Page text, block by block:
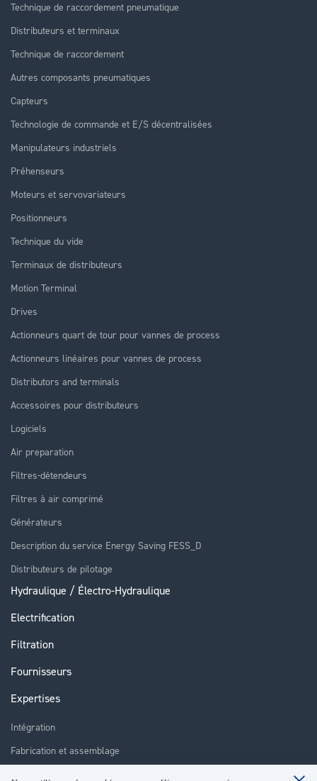
Technique de raccordement pneumatique
Distributeurs et terminaux
Technique de raccordement
Autres composants pneumatiques
Capteurs
Technologie de commande et E/S décentralisées
Manipulateurs industriels
Préhenseurs
Moteurs et servovariateurs
Positionneurs
Technique du vide
Terminaux de distributeurs
Motion Terminal
Drives
Actionneurs quart de tour pour vannes de process
Actionneurs linéaires pour vannes de process
Distributors and terminals
Accessoires pour distributeurs
Logiciels
Air preparation
Filtres-détendeurs
Filtres à air comprimé
Générateurs
Description du service Energy Saving FESS_D
Distributeurs de pilotage
Hydraulique / Électro-Hydraulique
Electrification
Filtration
Fournisseurs
Expertises
Intégration
Fabrication et assemblage